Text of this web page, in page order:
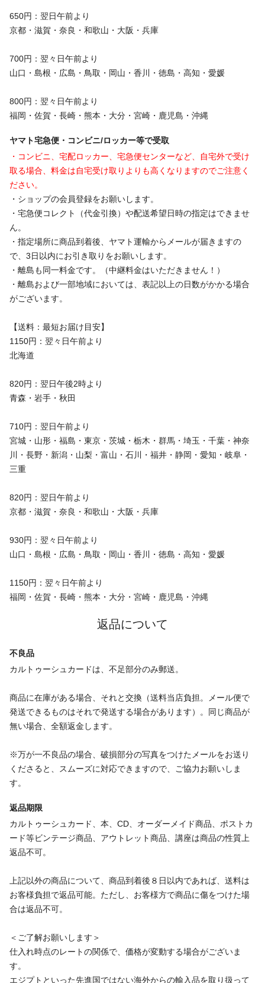
650円：翌日午前より
京都・滋賀・奈良・和歌山・大阪・兵庫
700円：翌々日午前より
山口・島根・広島・鳥取・岡山・香川・徳島・高知・愛媛
800円：翌々日午前より
福岡・佐賀・長崎・熊本・大分・宮崎・鹿児島・沖縄
ヤマト宅急便・コンビニ/ロッカー等で受取
・コンビニ、宅配ロッカー、宅急便センターなど、自宅外で受け
取る場合、料金は自宅受け取りよりも高くなりますのでご注意く
ださい。
・ショップの会員登録をお願いします。
・宅急便コレクト（代金引換）や配送希望日時の指定はできませ
ん。
・指定場所に商品到着後、ヤマト運輸からメールが届きますの
で、3日以内にお引き取りをお願いします。
・離島も同一料金です。（中継料金はいただきません！）
・離島および一部地域においては、表記以上の日数がかかる場合
がございます。
【送料：最短お届け目安】
1150円：翌々日午前より
北海道
820円：翌日午後2時より
青森・岩手・秋田
710円：翌日午前より
宮城・山形・福島・東京・茨城・栃木・群馬・埼玉・千葉・神奈
川・長野・新潟・山梨・富山・石川・福井・静岡・愛知・岐阜・
三重
820円：翌日午前より
京都・滋賀・奈良・和歌山・大阪・兵庫
930円：翌々日午前より
山口・島根・広島・鳥取・岡山・香川・徳島・高知・愛媛
1150円：翌々日午前より
福岡・佐賀・長崎・熊本・大分・宮崎・鹿児島・沖縄
返品について
不良品
カルトゥーシュカードは、不足部分のみ郵送。
商品に在庫がある場合、それと交換（送料当店負担。メール便で
発送できるものはそれで発送する場合があります）。同じ商品が
無い場合、全額返金します。
※万が一不良品の場合、破損部分の写真をつけたメールをお送り
くださると、スムーズに対応できますので、ご協力お願いしま
す。
返品期限
カルトゥーシュカード、本、CD、オーダーメイド商品、ポストカ
ード等ビンテージ商品、アウトレット商品、講座は商品の性質上
返品不可。
上記以外の商品について、商品到着後８日以内であれば、送料は
お客様負担で返品可能。ただし、お客様方で商品に傷をつけた場
合は返品不可。
＜ご了解お願いします＞
仕入れ時点のレートの関係で、価格が変動する場合がございま
す。
エジプトといった先進国ではない海外からの輸入品を取り扱って